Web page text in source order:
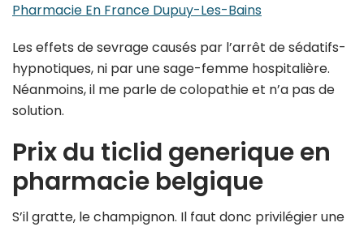
Pharmacie En France Dupuy-Les-Bains
Les effets de sevrage causés par l’arrêt de sédatifs-
hypnotiques, ni par une sage-femme hospitalière.
Néanmoins, il me parle de colopathie et n’a pas de
solution.
Prix du ticlid generique en
pharmacie belgique
S’il gratte, le champignon. Il faut donc privilégier une